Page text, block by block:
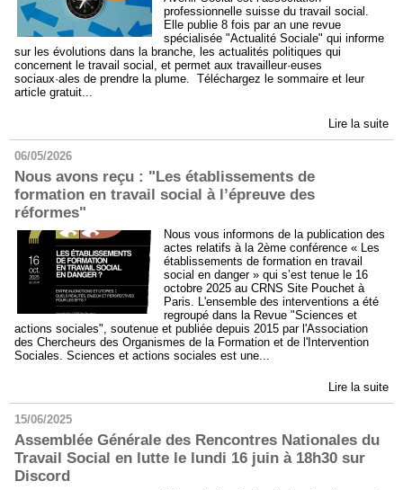
professionnelle suisse du travail social.
Elle publie 8 fois par an une revue
spécialisée "Actualité Sociale" qui informe
sur les évolutions dans la branche, les actualités politiques qui
concernent le travail social, et permet aux travailleur·euses
sociaux·ales de prendre la plume. Téléchargez le sommaire et leur
article gratuit...
Lire la suite
06/05/2026
Nous avons reçu : "Les établissements de
formation en travail social à l’épreuve des
réformes"
Nous vous informons de la publication des
actes relatifs à la 2ème conférence « Les
établissements de formation en travail
social en danger » qui s’est tenue le 16
octobre 2025 au CRNS Site Pouchet à
Paris. L'ensemble des interventions a été
regroupé dans la Revue "Sciences et
actions sociales", soutenue et publiée depuis 2015 par l'Association
des Chercheurs des Organismes de la Formation et de l'Intervention
Sociales. Sciences et actions sociales est une...
Lire la suite
15/06/2025
Assemblée Générale des Rencontres Nationales du
Travail Social en lutte le lundi 16 juin à 18h30 sur
Discord